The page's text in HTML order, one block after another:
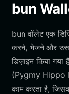
bun
bun वॉलेट एक
करने, भेजने और
डिज़ाइन किया
(Pygmy Hippo
काम करता है,